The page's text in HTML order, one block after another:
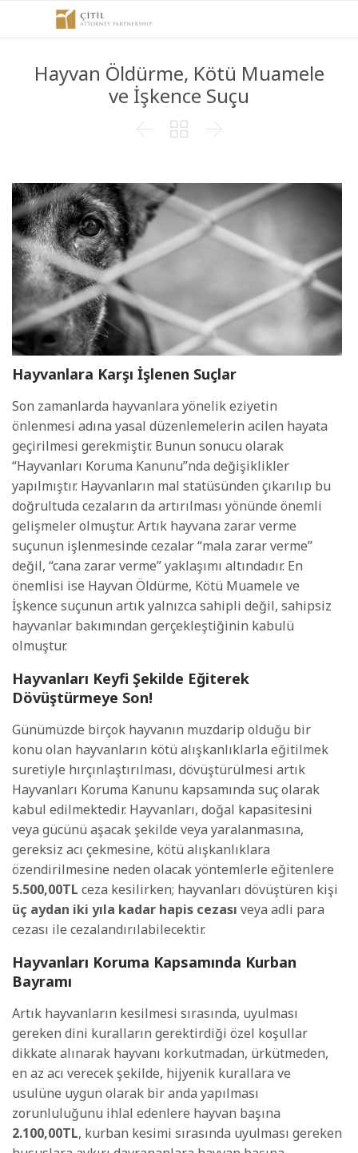
Hayvan Öldürme, Kötü Muamele
ve İşkence Suçu
  
Hayvanlara Karşı İşlenen Suçlar
Son zamanlarda hayvanlara yönelik eziyetin
önlenmesi adına yasal düzenlemelerin acilen hayata
geçirilmesi gerekmiştir. Bunun sonucu olarak
“Hayvanları Koruma Kanunu”nda değişiklikler
yapılmıştır. Hayvanların mal statüsünden çıkarılıp bu
doğrultuda cezaların da artırılması yönünde önemli
gelişmeler olmuştur. Artık hayvana zarar verme
suçunun işlenmesinde cezalar “mala zarar verme”
değil, “cana zarar verme” yaklaşımı altındadır. En
önemlisi ise Hayvan Öldürme, Kötü Muamele ve
İşkence suçunun artık yalnızca sahipli değil, sahipsiz
hayvanlar bakımından gerçekleştiğinin kabulü
olmuştur.
Hayvanları Keyfi Şekilde Eğiterek
Dövüştürmeye Son!
Günümüzde birçok hayvanın muzdarip olduğu bir
konu olan hayvanların kötü alışkanlıklarla eğitilmek
suretiyle hırçınlaştırılması, dövüştürülmesi artık
Hayvanları Koruma Kanunu kapsamında suç olarak
kabul edilmektedir. Hayvanları, doğal kapasitesini
veya gücünü aşacak şekilde veya yaralanmasına,
gereksiz acı çekmesine, kötü alışkanlıklara
özendirilmesine neden olacak yöntemlerle eğitenlere
5.500,00TL ceza kesilirken; hayvanları dövüştüren kişi
üç aydan iki yıla kadar hapis cezası veya adli para
cezası ile cezalandırılabilecektir.
Hayvanları Koruma Kapsamında Kurban
Bayramı
Artık hayvanların kesilmesi sırasında, uyulması
gereken dini kuralların gerektirdiği özel koşullar
dikkate alınarak hayvanı korkutmadan, ürkütmeden,
en az acı verecek şekilde, hijyenik kurallara ve
usulüne uygun olarak bir anda yapılması
zorunluluğunu ihlal edenlere hayvan başına
2.100,00TL, kurban kesimi sırasında uyulması gereken